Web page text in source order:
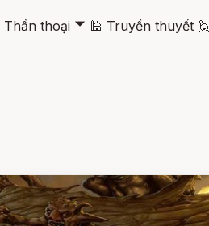
Thần thoại 🞃 🕌 Truyền thuyết 🙋